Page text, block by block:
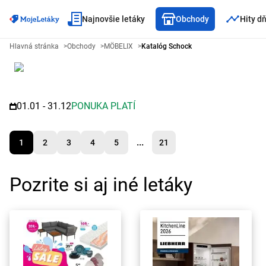
Najnovšie letáky Obchody Hity
Leták MÖBELIX - Katalóg Schock
Hlavná stránka >Obchody >MÖBELIX >Katalóg Schock
01.01 - 31.12PONUKA PLATÍ
1 2 3 4 5 ... 21
Pozrite si aj iné letáky